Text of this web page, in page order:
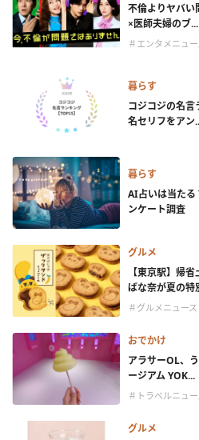
不倫よりヤバ
×医師夫婦のブ...
＃エンタメニュー
暮らす
コジコジの名
名セリフをアン
暮らす
AI占いは当た
ンケート調査
グルメ
【東京駅】帰
ばな奈が夏の特
＃グルメニュース
おでかけ
アラサーOL、
ージアム YOK...
＃トラベルニュー
グルメ